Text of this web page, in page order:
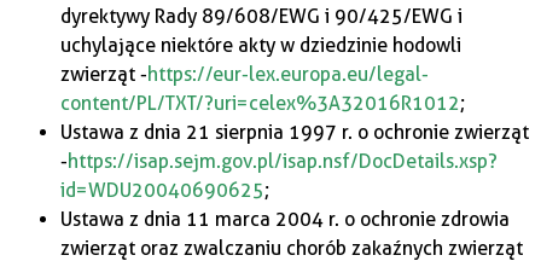
dyrektywy Rady 89/608/EWG i 90/425/EWG i
uchylające niektóre akty w dziedzinie hodowli
zwierząt -https://eur-lex.europa.eu/legal-
content/PL/TXT/?uri=celex%3A32016R1012;
Ustawa z dnia 21 sierpnia 1997 r. o ochronie zwierząt
-https://isap.sejm.gov.pl/isap.nsf/DocDetails.xsp?
id=WDU20040690625;
Ustawa z dnia 11 marca 2004 r. o ochronie zdrowia
zwierząt oraz zwalczaniu chorób zakaźnych zwierząt